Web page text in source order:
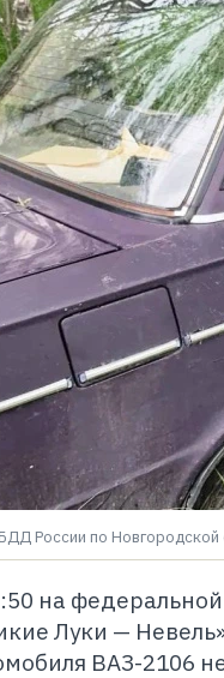
России по Новгородской
на
Луки —
ВАЗ-2106